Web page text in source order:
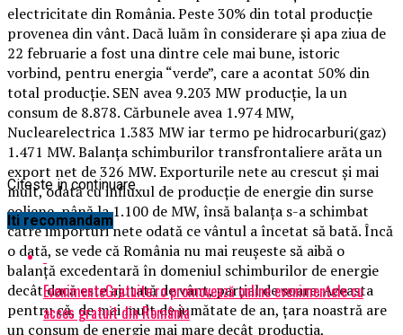
electricitate din România. Peste 30% din total producţie
provenea din vânt. Dacă luăm în considerare şi apa ziua de
22 februarie a fost una dintre cele mai bune, istoric
vorbind, pentru energia “verde”, care a acontat 50% din
total producţie. SEN avea 9.203 MW producţie, la un
consum de 8.878. Cărbunele avea 1.974 MW,
Nuclearelectrica 1.383 MW iar termo pe hidrocarburi(gaz)
1.471 MW. Balanţa schimburilor transfrontaliere arăta un
export net de 326 MW. Exporturile nete au crescut şi mai
mult, odată cu influxul de producţie de energie din surse
eoliene, până la 1.100 de MW, însă balanţa s-a schimbat
către importuri nete odată ce vântul a încetat să bată. Încă
o dată, se vede că România nu mai reuşeste să aibă o
balanţă excedentară în domeniul schimburilor de energie
decât dacă este ajutată de vânt, parţial de soare. Aceasta
pentru că, de mai mult de jumătate de an, ţara noastră are
un consum de energie mai mare decât producţia,
Citeste in continuare
Iti recomandam
EvenimenteGratuite.ro promovează online evenimentele cu
acces gratuit din România